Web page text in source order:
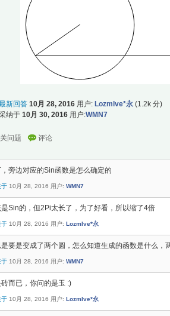
新回答 10月 28, 2016 用户: Lozmlve*永 (1.2k 分)
纳于 10月 30, 2016 用户:WMN7
旁边对应的Sin函数是怎么确定的
于 10月 28, 2016 用户: WMN7
Sin的，但2Pi太长了，为了好看，所以缩了4倍
于 10月 28, 2016 用户: Lozmlve*永
要是变成了两个圆，怎么知道生成的函数是什么
于 10月 28, 2016 用户: WMN7
而已，你问的是玉 :)
于 10月 28, 2016 用户: Lozmlve*永